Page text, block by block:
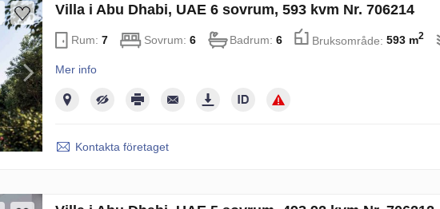
Villa i Abu Dhabi, UAE 6 sovrum, 593 kvm Nr. 706214
Rum: 7 Sovrum: 6 Badrum: 6 Bruksområde: 593 m2
Mer info
Kontakta företaget